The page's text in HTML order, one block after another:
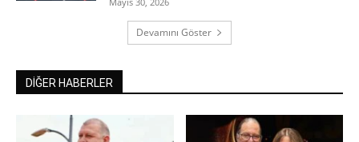
Devamını Göster
DİĞER HABERLER